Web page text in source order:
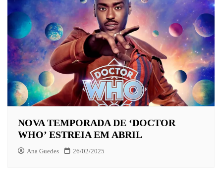
NOVA TEMPORADA DE ‘DOCTOR
WHO’ ESTREIA EM ABRIL
Ana Guedes 26/02/2025